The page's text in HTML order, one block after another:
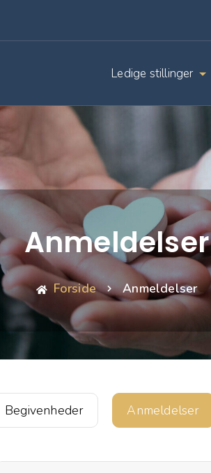
Ledige stillinger
Anmeldelser
Forside Anmeldelser
Begivenheder Anmeldelser